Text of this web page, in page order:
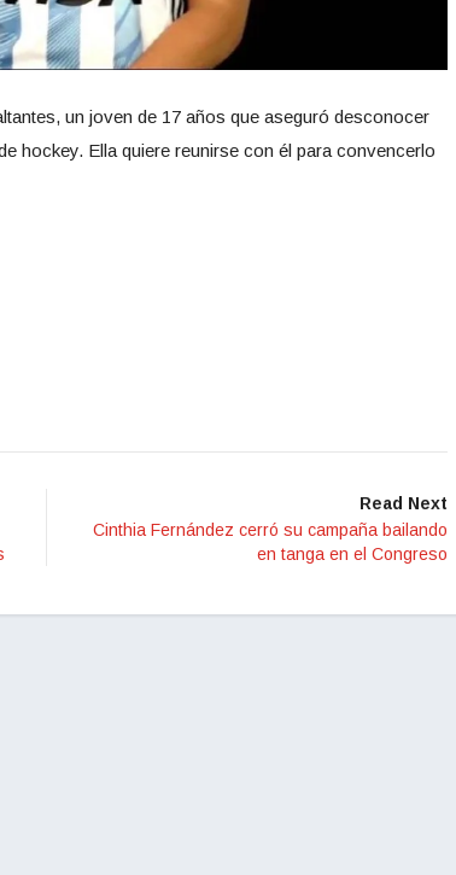
un joven de 17 años que aseguró desconocer
hockey. Ella quiere reunirse con él para convencerlo
Read Next
Cinthia Fernández cerró su campaña bailando
en tanga en el Congreso